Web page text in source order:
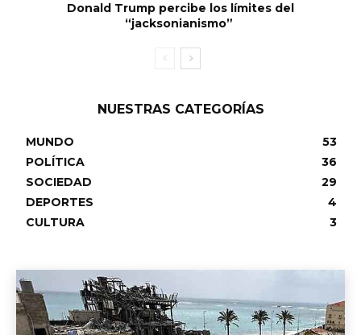
Donald Trump percibe los límites del
“jacksonianismo”
NUESTRAS CATEGORÍAS
MUNDO
53
POLÍTICA
36
SOCIEDAD
29
DEPORTES
4
CULTURA
3